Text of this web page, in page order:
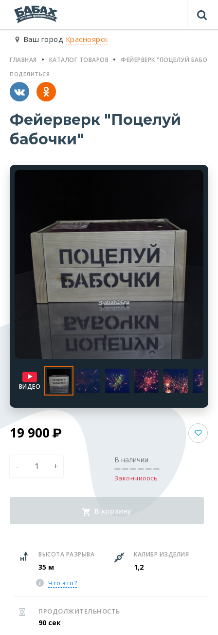
Ваш город Красноярск
ГЛАВНАЯ КАТАЛОГ ТОВАРОВ ФЕЙЕРВЕРК "ПОЦЕЛУЙ
Фейерверк "Поцелуй
бабочки"
ПОДЕЛИТЬСЯ
ВИДЕО
19 900
- +
В наличии
Закончилось
В корзину
ВЫСОТА РАЗРЫВА
35 м
КАЛИБР ИЗДЕЛИЯ
1,2
Что это?
ПРОДОЛЖИТЕЛЬНОСТЬ
90 сек